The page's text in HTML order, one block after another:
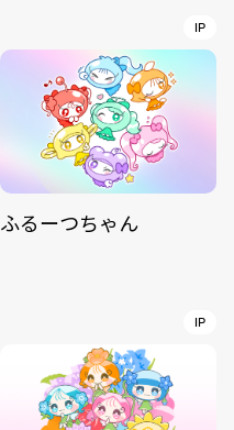
IP
ふるーつちゃん
IP